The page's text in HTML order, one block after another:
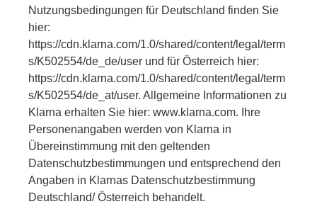
Nutzungsbedingungen für Deutschland finden Sie
hier:
https://cdn.klarna.com/1.0/shared/content/legal/term
s/K502554/de_de/user und für Österreich hier:
https://cdn.klarna.com/1.0/shared/content/legal/term
s/K502554/de_at/user. Allgemeine Informationen zu
Klarna erhalten Sie hier: www.klarna.com. Ihre
Personenangaben werden von Klarna in
Übereinstimmung mit den geltenden
Datenschutzbestimmungen und entsprechend den
Angaben in Klarnas Datenschutzbestimmung
Deutschland/ Österreich behandelt.